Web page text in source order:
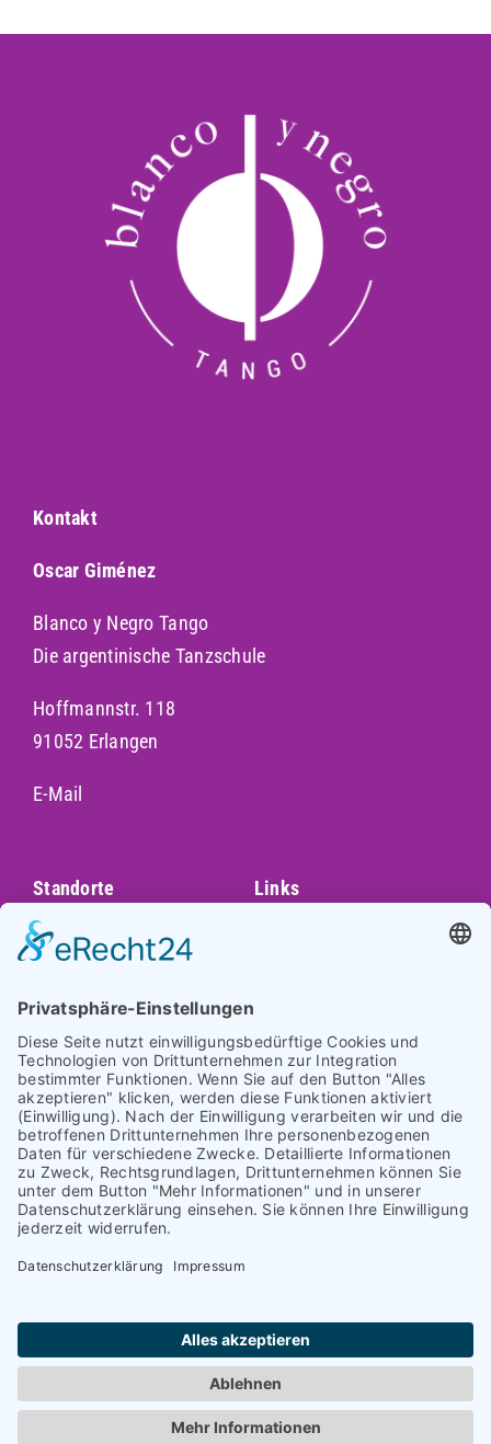
Kontakt
Oscar Giménez
Blanco y Negro Tango
Die argentinische Tanzschule
Hoffmannstr. 118
91052 Erlangen
E-Mail
Standorte
Augsburg
Darmstadt
Frankfurt
Heidelberg
Hofheim am
Taunus
Mannheim
München
Nürnberg
Regensburg
Links
Impressum
Datenschutz
Cookie-Einstellungen
Copyright Blanco y Negro 2024 | Powered by